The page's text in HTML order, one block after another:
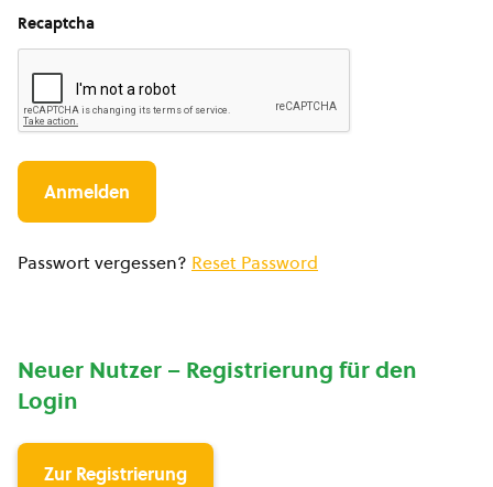
Recaptcha
Passwort vergessen? Reset Password
Neuer Nutzer – Registrierung für den
Login
Zur Registrierung